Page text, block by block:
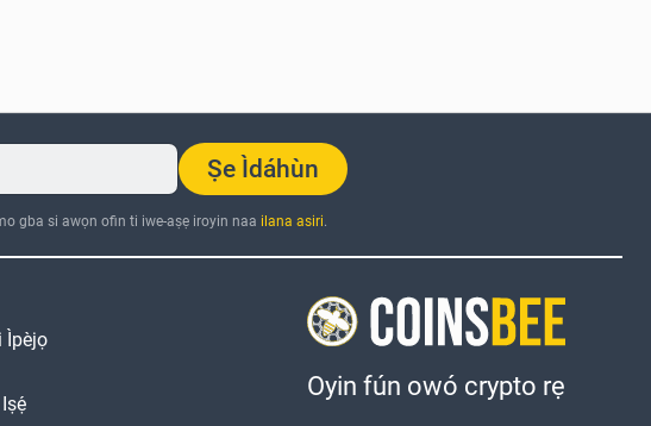
Ṣe Ìdáhùn
gba si awọn ofin ti iwe-aṣẹ iroyin naa ilana asiri.
Ìpèjọ
Oyin fún owó crypto rẹ